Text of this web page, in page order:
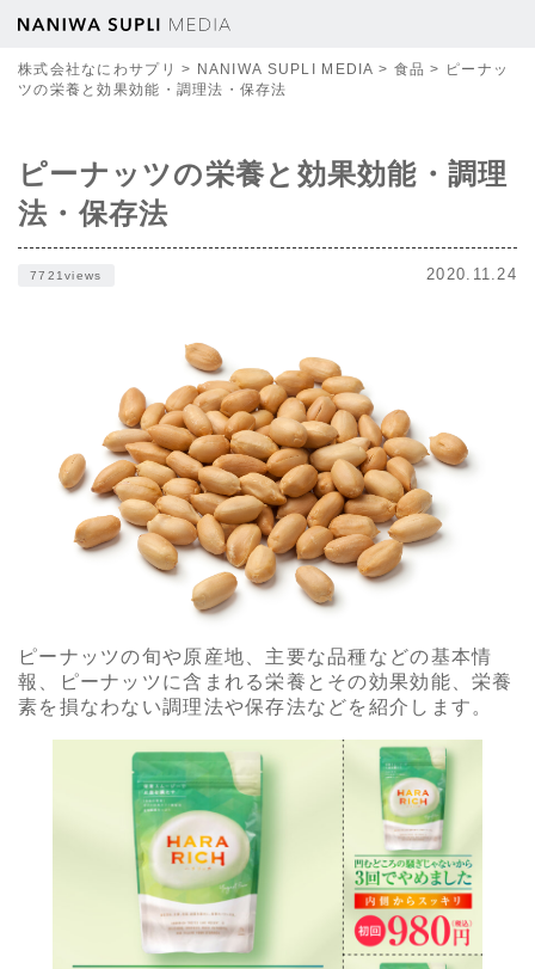
株式会社なにわサプリ > NANIWA SUPLI MEDIA > 食品 > ピーナッ
ツの栄養と効果効能・調理法・保存法
ピーナッツの栄養と効果効能・調理
法・保存法
7721views 2020.11.24
ピーナッツの旬や原産地、主要な品種などの基本情
報、ピーナッツに含まれる栄養とその効果効能、栄養
素を損なわない調理法や保存法などを紹介します。